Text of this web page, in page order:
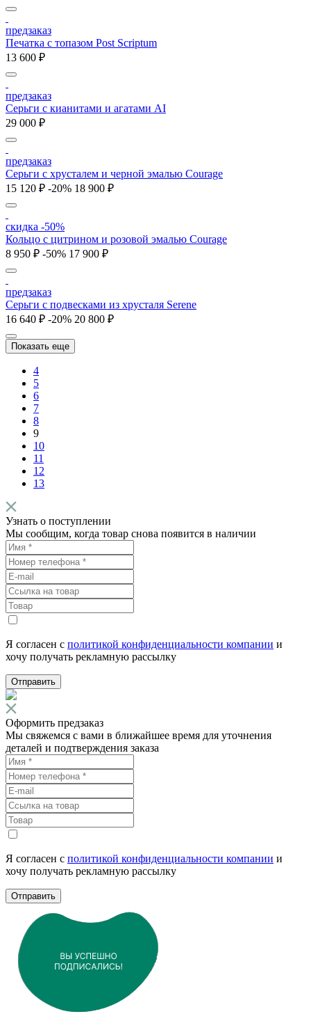
предзаказ
Печатка с топазом Post Scriptum
13 600 ₽
предзаказ
Серьги с кианитами и агатами AI
29 000 ₽
предзаказ
Серьги с хрусталем и черной эмалью Courage
15 120 ₽ -20% 18 900 ₽
скидка -50%
Кольцо с цитрином и розовой эмалью Courage
8 950 ₽ -50% 17 900 ₽
предзаказ
Серьги с подвесками из хрусталя Serene
16 640 ₽ -20% 20 800 ₽
Показать еще
4
5
6
7
8
9
10
11
12
13
Узнать о поступлении
Мы сообщим, когда товар снова появится в наличии
Я согласен с политикой конфиденциальности компании и
хочу получать рекламную рассылку
Отправить
Оформить предзаказ
Мы свяжемся с вами в ближайшее время для уточнения
деталей и подтверждения заказа
Я согласен с политикой конфиденциальности компании и
хочу получать рекламную рассылку
Отправить